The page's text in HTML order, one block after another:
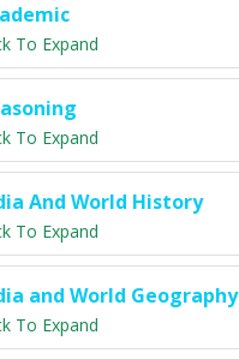
To Expand
To Expand
And World History
To Expand
and World Geography
To Expand